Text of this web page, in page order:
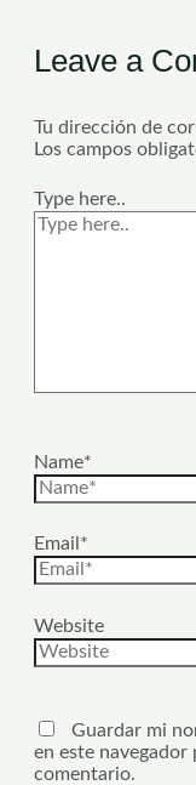
Leave a
Tu dirección de
Los campos
Type here..
Name*
Email*
Website
Guardar mi
en este navegador
comentario.